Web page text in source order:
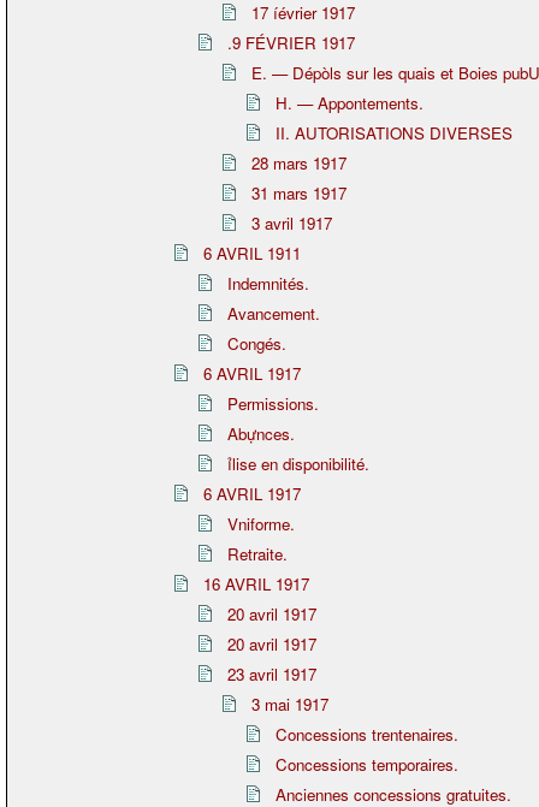
17 íévrier 1917
.9 FÉVRIER 1917
E. — Dépòls sur les quais et Boies
H. — Appontements.
II. AUTORISATIONS DIVERSES
28 mars 1917
31 mars 1917
3 avril 1917
6 AVRIL 1911
Indemnités.
Avancement.
Congés.
6 AVRIL 1917
Permissions.
Abựnces.
ỉlise en disponibilité.
6 AVRIL 1917
Vniforme.
Retraite.
16 AVRIL 1917
20 avril 1917
20 avril 1917
23 avril 1917
3 mai 1917
Concessions trentenaires.
Concessions temporaires.
Anciennes concessions gratuites.